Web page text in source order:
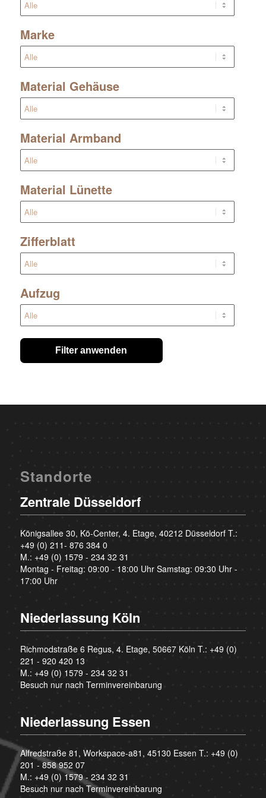
Marke
Material Gehäuse
Material Armband
Material Lünette
Zifferblatt
Aufzug
Filter anwenden
Standorte
Zentrale Düsseldorf
Königsallee 30, Kö-Center, 4. Etage, 40212 Düsseldorf T.:
+49 (0) 211- 876 384 0
M.: +49 (0) 1579 - 234 32 31
Montag - Freitag: 09:00 - 18:00 Uhr Samstag: 09:30 Uhr -
17:00 Uhr
Niederlassung Köln
Richmodstraße 6 Regus, 4. Etage, 50667 Köln T.: +49 (0)
221 - 920 420 13
M.: +49 (0) 1579 - 234 32 31
Besuch nur nach Terminvereinbarung
Niederlassung Essen
Alfredstraße 81, Workspace-a81, 45130 Essen T.: +49 (0)
201 - 858 952 07
M.: +49 (0) 1579 - 234 32 31
Besuch nur nach Terminvereinbarung